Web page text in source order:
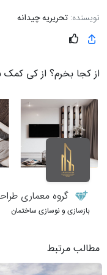
نویسنده: تحریریه چیدانه
از کجا بخرم؟ از کی کمک
گروه معماری
بازسازی و نوسازی ساختمان
مطالب مرتبط